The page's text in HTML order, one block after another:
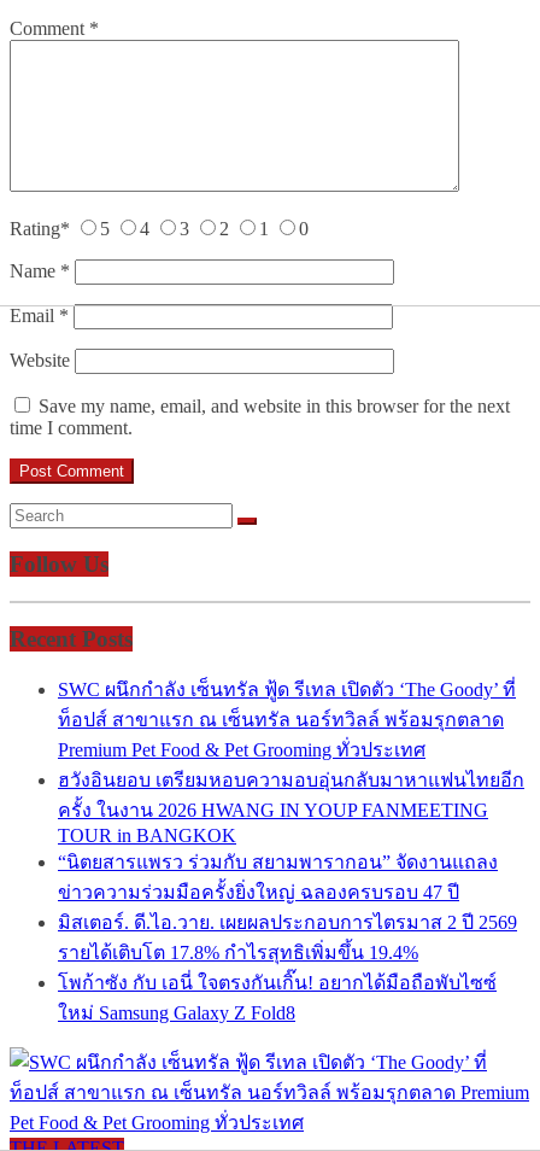
Comment *
Rating* 5 4 3 2 1 0
Name *
Email *
Website
Save my name, email, and website in this browser for the next
time I comment.
Follow Us
Recent Posts
SWC ผนึกกำลัง เซ็นทรัล ฟู้ด รีเทล เปิดตัว ‘The Goody’ ที่
ท็อปส์ สาขาแรก ณ เซ็นทรัล นอร์ทวิลล์ พร้อมรุกตลาด
Premium Pet Food & Pet Grooming ทั่วประเทศ
ฮวังอินยอบ เตรียมหอบความอบอุ่นกลับมาหาแฟนไทยอีก
ครั้ง ในงาน 2026 HWANG IN YOUP FANMEETING
TOUR in BANGKOK
“นิตยสารแพรว ร่วมกับ สยามพารากอน” จัดงานแถลง
ข่าวความร่วมมือครั้งยิ่งใหญ่ ฉลองครบรอบ 47 ปี
มิสเตอร์. ดี.ไอ.วาย. เผยผลประกอบการไตรมาส 2 ปี 2569
รายได้เติบโต 17.8% กำไรสุทธิเพิ่มขึ้น 19.4%
โพก้าซัง กับ เอนี่ ใจตรงกันเกิ๊น! อยากได้มือถือพับไซซ์
ใหม่ Samsung Galaxy Z Fold8